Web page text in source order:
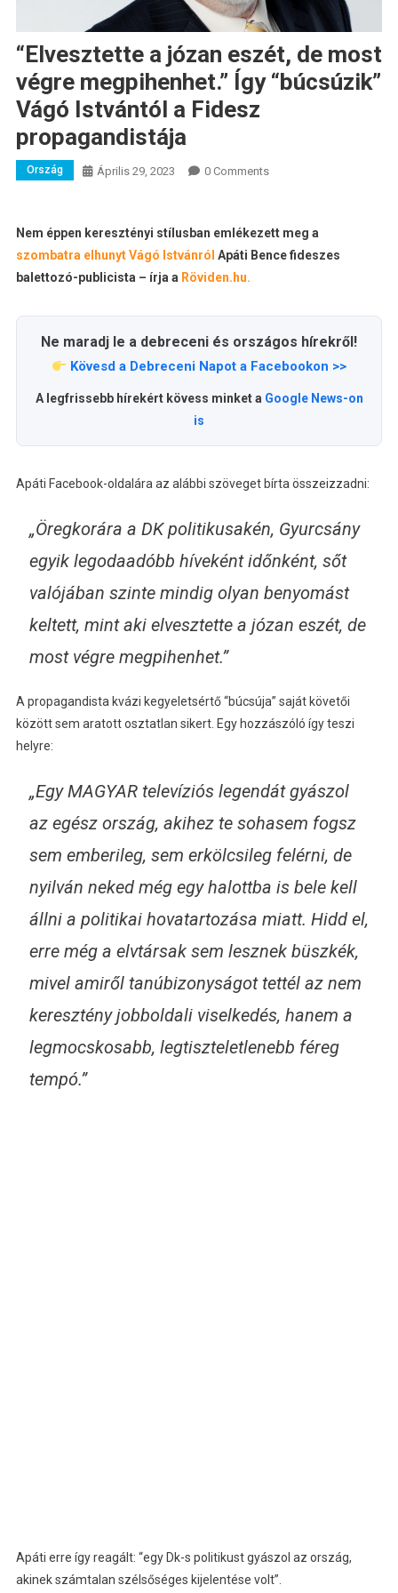
“Elvesztette a józan eszét, de most
végre megpihenhet.” Így “búcsúzik”
Vágó Istvántól a Fidesz
propagandistája
Ország Április 29, 2023 0 Comments
Nem éppen keresztényi stílusban emlékezett meg a
szombatra elhunyt Vágó Istvánról Apáti Bence fideszes
balettozó-publicista – írja a Röviden.hu.
Ne maradj le a debreceni és országos hírekről!
Kövesd a Debreceni Napot a Facebookon >>
A legfrissebb hírekért kövess minket a Google News-on
is
Apáti Facebook-oldalára az alábbi szöveget bírta összeizzadni:
„Öregkorára a DK politikusakén, Gyurcsány
egyik legodaadóbb híveként időnként, sőt
valójában szinte mindig olyan benyomást
keltett, mint aki elvesztette a józan eszét, de
most végre megpihenhet.”
A propagandista kvázi kegyeletsértő “búcsúja” saját követői
között sem aratott osztatlan sikert. Egy hozzászóló így teszi
helyre:
„Egy MAGYAR televíziós legendát gyászol
az egész ország, akihez te sohasem fogsz
sem emberileg, sem erkölcsileg felérni, de
nyilván neked még egy halottba is bele kell
állni a politikai hovatartozása miatt. Hidd el,
erre még a elvtársak sem lesznek büszkék,
mivel amiről tanúbizonyságot tettél az nem
keresztény jobboldali viselkedés, hanem a
legmocskosabb, legtiszteletlenebb féreg
tempó.”
Apáti erre így reagált: “egy Dk-s politikust gyászol az ország,
akinek számtalan szélsőséges kijelentése volt”.